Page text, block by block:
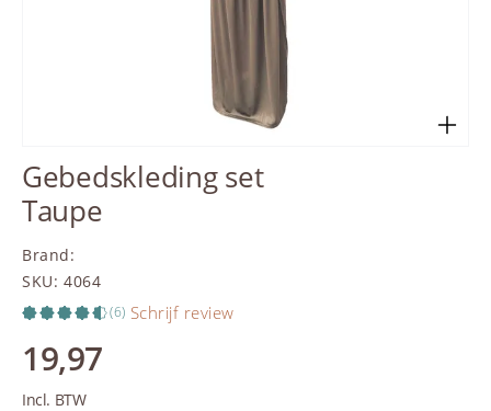
Gebedskleding set
Taupe
Brand:
SKU: 4064
(6) Schrijf review
19,97
Incl. BTW